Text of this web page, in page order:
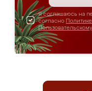
Я соглашаюсь на
согласно